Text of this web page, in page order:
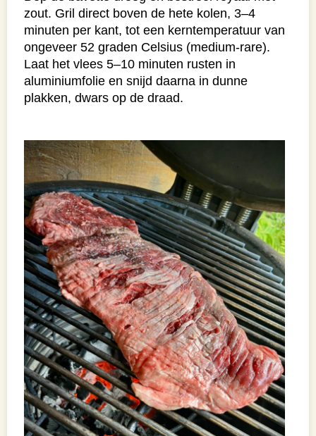
zout. Gril direct boven de hete kolen, 3–4
minuten per kant, tot een kerntemperatuur van
ongeveer 52 graden Celsius (medium-rare).
Laat het vlees 5–10 minuten rusten in
aluminiumfolie en snijd daarna in dunne
plakken, dwars op de draad.